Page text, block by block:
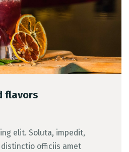
flavors
elit. Soluta, impedit,
distinctio officiis amet